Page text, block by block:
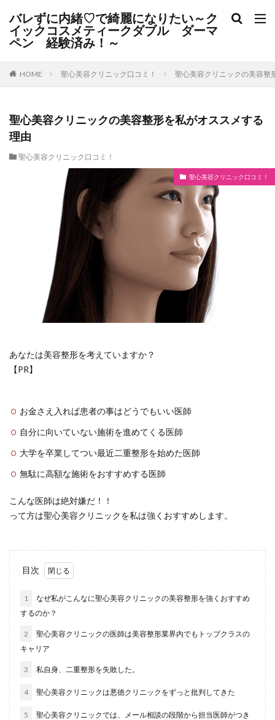
バレずに内緒♡で綺麗になりたい～ク
イックコスメティークダブル ダーマ
ペン 経験済み！～
HOME 聖心美容クリニック口コミ！ 聖心美容クリニックの美容整
聖心美容クリニックの美容整形を私がオススメする
理由
聖心美容クリニック口コミ！
聖心美容クリニック口コミ！
あなたは美容整形を考えていますか？
【PR】
お金さえ入れば患者の事はどうでもいい医師
自分に向いていない施術を進めてくる医師
大学を卒業してつい最近二重整形を始めた医師
無駄に高額な施術をおすすめする医師
こんな医師は絶対嫌だ！！
って方は聖心美容クリニックを私は強くおすすめします。
目次
1
なぜ私がこんなに聖心美容クリニックの美容整形を強くおすすめ
するのか？
2
聖心美容クリニックの医師は美容整形業界内でもトップクラスの
キャリア
3 私自身、二重整形を失敗した。
4 聖心美容クリニックは悪徳クリニックをずっと批判してきた
5
聖心美容クリニックでは、メール相談の段階から担当医師がつき